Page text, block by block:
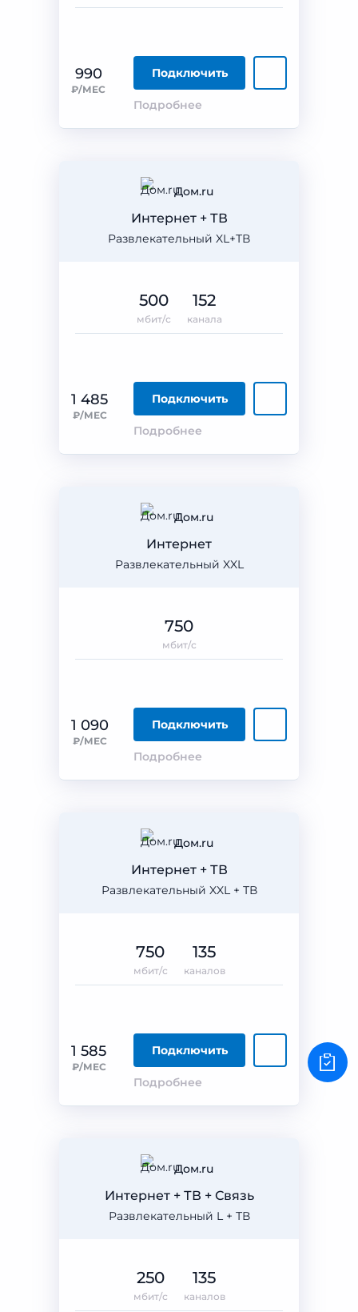
990
₽/МЕС
Подключить
Подробнее
Дом.ru
Развлекательный XL+ТВ
Интернет + ТВ
1 485
₽/МЕС
Подключить
Подробнее
500
мбит/с
152
канала
Дом.ru
Развлекательный XXL
Интернет
1 090
₽/МЕС
Подключить
Подробнее
750
мбит/с
Дом.ru
Развлекательный XXL + ТВ
Интернет + ТВ
1 585
₽/МЕС
Подключить
Подробнее
750
мбит/с
135
каналов
Дом.ru
Развлекательный L + ТВ
Интернет + ТВ + Связь
250
мбит/с
135
каналов